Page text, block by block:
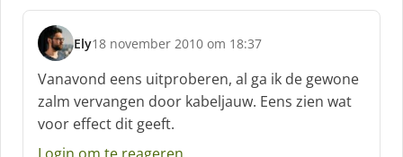
e
f
:
Ely
s
c
h
r
e
e
18 november 2010 om 18:37
Vanavond eens uitproberen, al ga ik de gewone
zalm vervangen door kabeljauw. Eens zien wat
voor effect dit geeft.